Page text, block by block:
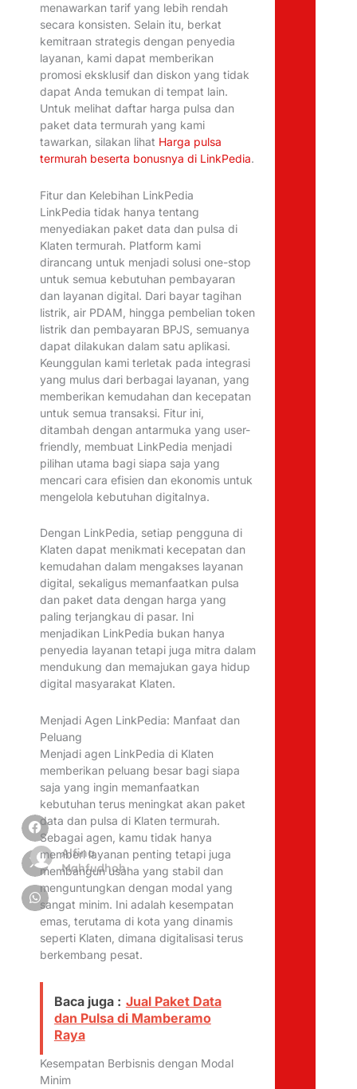
Alfina
Mahfudhoh
menawarkan tarif yang lebih rendah
secara konsisten. Selain itu, berkat
kemitraan strategis dengan penyedia
layanan, kami dapat memberikan
promosi eksklusif dan diskon yang tidak
dapat Anda temukan di tempat lain.
Untuk melihat daftar harga pulsa dan
paket data termurah yang kami
tawarkan, silakan lihat Harga pulsa
termurah beserta bonusnya di LinkPedia.
Fitur dan Kelebihan LinkPedia
LinkPedia tidak hanya tentang
menyediakan paket data dan pulsa di
Klaten termurah. Platform kami
dirancang untuk menjadi solusi one-stop
untuk semua kebutuhan pembayaran
dan layanan digital. Dari bayar tagihan
listrik, air PDAM, hingga pembelian token
listrik dan pembayaran BPJS, semuanya
dapat dilakukan dalam satu aplikasi.
Keunggulan kami terletak pada integrasi
yang mulus dari berbagai layanan, yang
memberikan kemudahan dan kecepatan
untuk semua transaksi. Fitur ini,
ditambah dengan antarmuka yang user-
friendly, membuat LinkPedia menjadi
pilihan utama bagi siapa saja yang
mencari cara efisien dan ekonomis untuk
mengelola kebutuhan digitalnya.
Dengan LinkPedia, setiap pengguna di
Klaten dapat menikmati kecepatan dan
kemudahan dalam mengakses layanan
digital, sekaligus memanfaatkan pulsa
dan paket data dengan harga yang
paling terjangkau di pasar. Ini
menjadikan LinkPedia bukan hanya
penyedia layanan tetapi juga mitra dalam
mendukung dan memajukan gaya hidup
digital masyarakat Klaten.
Menjadi Agen LinkPedia: Manfaat dan
Peluang
Menjadi agen LinkPedia di Klaten
memberikan peluang besar bagi siapa
saja yang ingin memanfaatkan
kebutuhan terus meningkat akan paket
data dan pulsa di Klaten termurah.
Sebagai agen, kamu tidak hanya
memberi layanan penting tetapi juga
membangun usaha yang stabil dan
menguntungkan dengan modal yang
sangat minim. Ini adalah kesempatan
emas, terutama di kota yang dinamis
seperti Klaten, dimana digitalisasi terus
berkembang pesat.
Baca juga : Jual Paket Data
dan Pulsa di Mamberamo
Raya
Kesempatan Berbisnis dengan Modal
Minim